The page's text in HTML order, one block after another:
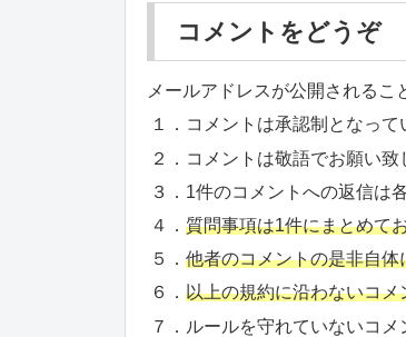
コメントをどうぞ
メールアドレスが公開されるこ
１．コメントは承認制となって
２．コメントは敬語でお願い致
３．1件のコメントへの返信は
４．質問事項は1件にまとめて
５．他者のコメントの是非自
６．以上の規約に沿わないコ
７．ルールを守れていないコメ